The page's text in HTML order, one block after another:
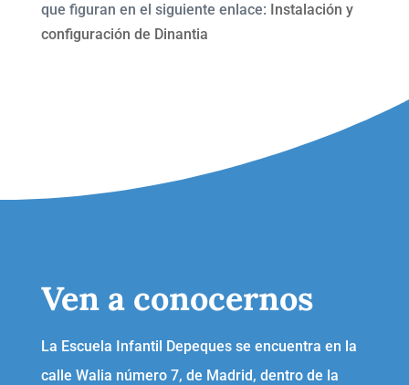
que figuran en el siguiente enlace: Instalación y
configuración de Dinantia
Ven a conocernos
La Escuela Infantil Depeques se encuentra en la
calle Walia número 7, de Madrid, dentro de la